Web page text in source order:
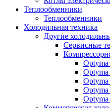
Теплообменники
Теплообменники
Холодильная техника
Другие
Сервисные
Optyma
Optyma